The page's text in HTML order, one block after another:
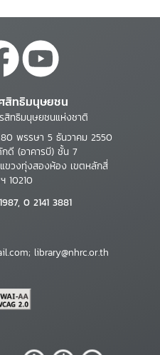
สิทธิมนุษยชน
สิทธิมนุษยชนแห่งชาติ
พรรษา 5 ธันวาคม 2550
กดี (อาคารบี) ชั้น 7
ขวงทุ่งสองห้อง เขตหลักสี่
10210
0 2141 3881
library@nhrc.or.th